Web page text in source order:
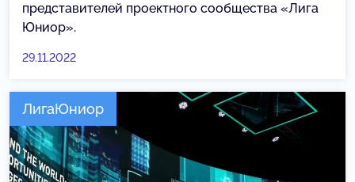
представителей проектного сообщества «Лига
Юниор».
29.11.2022
ЛигаЮниор